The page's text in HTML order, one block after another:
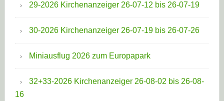
29-2026 Kirchenanzeiger 26-07-12 bis 26-07-19
30-2026 Kirchenanzeiger 26-07-19 bis 26-07-26
Miniausflug 2026 zum Europapark
32+33-2026 Kirchenanzeiger 26-08-02 bis 26-08-
16